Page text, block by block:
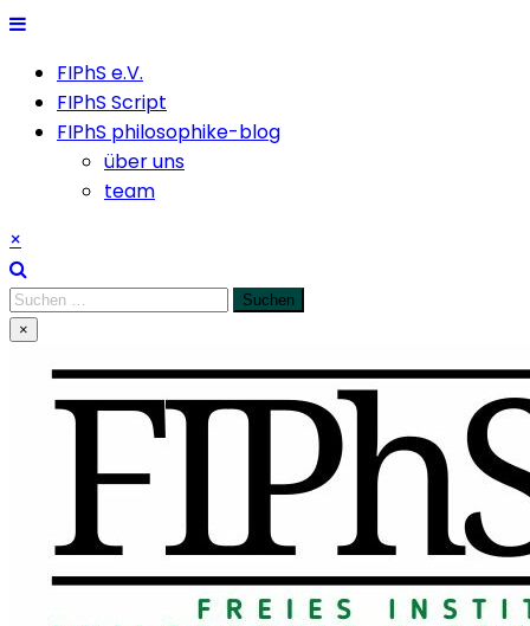
Skip
contentFIPhS e.V.
FIPhS Script
FIPhS philosophike-blog
über uns
team
×
Suchen
nach:
×